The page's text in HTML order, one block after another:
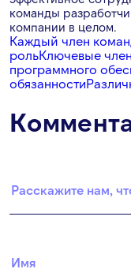
команды
компании в целом.
Каждый член
рольКлючевые
программного
обязанности